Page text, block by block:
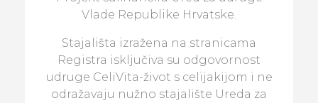
Vlade Republike Hrvatske.
Stajališta izražena na stranicama
Registra isključiva su odgovornost
udruge CeliVita-život s celijakijom i ne
odražavaju nužno stajalište Ureda za